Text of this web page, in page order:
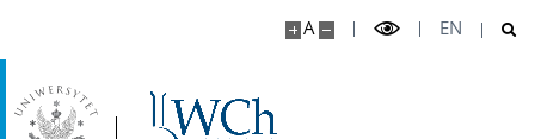
A EN
STUDENT STUDENTOWI